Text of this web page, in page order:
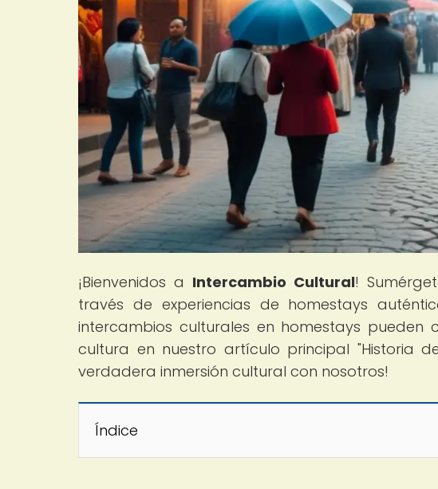
¡Bienvenidos a Intercambio Cultural!
través de experiencias de homestays
intercambios culturales en homestays
cultura en nuestro artículo principal "Historia
verdadera inmersión cultural con nosotros!
Índice